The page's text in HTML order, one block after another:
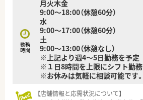
勤務
時間
月火木金
9:00～18:00（休憩60分）
水
9:00～17:00（休憩60分）
土
9:00～13:00（休憩なし）
※上記より週4～5日勤務を予定
※１日8時間を上限にシフト勤務
※お休みは気軽に相談可能です。
【店舗情報と応需状況について】